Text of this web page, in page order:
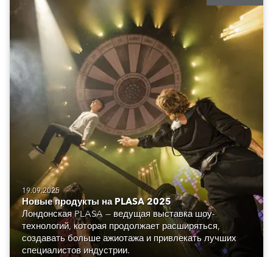
19.09.2025
Новые продукты на PLASA 2025
Лондонская PLASA — ведущая выставка шоу-
технологий, которая продолжает расширяться,
создавать больше ажиотажа и привлекать лучших
специалистов индустрии.